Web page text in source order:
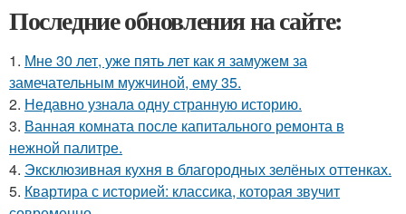
Последние обновления на сайте:
1. Мне 30 лет, уже пять лет как я замужем за
замечательным мужчиной, ему 35.
2. Недавно узнала одну странную историю.
3. Ванная комната после капитального ремонта в
нежной палитре.
4. Эксклюзивная кухня в благородных зелёных оттенках.
5. Квартира с историей: классика, которая звучит